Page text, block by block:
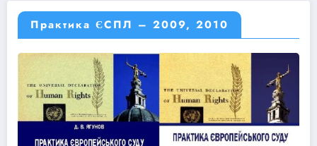
Практика ЄСПЛ – 2009, 2010